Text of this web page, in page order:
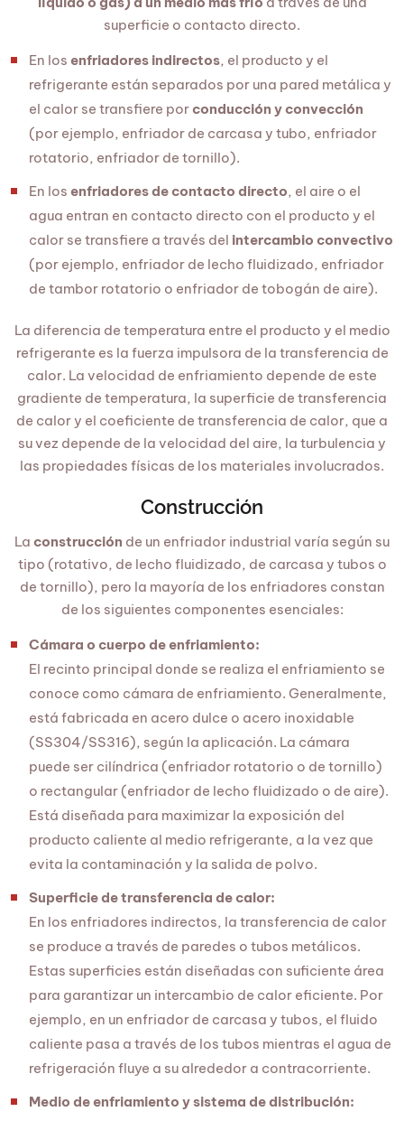
superficie o contacto directo.
En los enfriadores indirectos, el producto y el
refrigerante están separados por una pared metálica y
el calor se transfiere por conducción y convección
(por ejemplo, enfriador de carcasa y tubo, enfriador
rotatorio, enfriador de tornillo).
En los enfriadores de contacto directo, el aire o el
agua entran en contacto directo con el producto y el
calor se transfiere a través del intercambio convectivo
(por ejemplo, enfriador de lecho fluidizado, enfriador
de tambor rotatorio o enfriador de tobogán de aire).
La diferencia de temperatura entre el producto y el medio
refrigerante es la fuerza impulsora de la transferencia de
calor. La velocidad de enfriamiento depende de este
gradiente de temperatura, la superficie de transferencia
de calor y el coeficiente de transferencia de calor, que a
su vez depende de la velocidad del aire, la turbulencia y
las propiedades físicas de los materiales involucrados.
Construcción
La construcción de un enfriador industrial varía según su
tipo (rotativo, de lecho fluidizado, de carcasa y tubos o
de tornillo), pero la mayoría de los enfriadores constan
de los siguientes componentes esenciales:
Cámara o cuerpo de enfriamiento:
El recinto principal donde se realiza el enfriamiento se
conoce como cámara de enfriamiento. Generalmente,
está fabricada en acero dulce o acero inoxidable
(SS304/SS316), según la aplicación. La cámara
puede ser cilíndrica (enfriador rotatorio o de tornillo)
o rectangular (enfriador de lecho fluidizado o de aire).
Está diseñada para maximizar la exposición del
producto caliente al medio refrigerante, a la vez que
evita la contaminación y la salida de polvo.
Superficie de transferencia de calor:
En los enfriadores indirectos, la transferencia de calor
se produce a través de paredes o tubos metálicos.
Estas superficies están diseñadas con suficiente área
para garantizar un intercambio de calor eficiente. Por
ejemplo, en un enfriador de carcasa y tubos, el fluido
caliente pasa a través de los tubos mientras el agua de
refrigeración fluye a su alrededor a contracorriente.
Medio de enfriamiento y sistema de distribución: